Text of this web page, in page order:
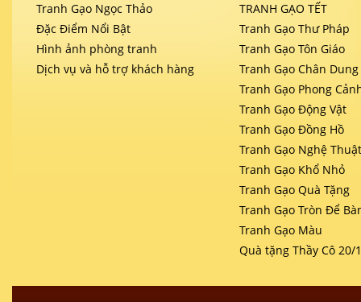
Tranh Gạo Ngọc Thảo
Đặc Điểm Nổi Bật
Hình ảnh phòng tranh
Dịch vụ và hỗ trợ khách hàng
TRANH GẠO TẾT
Tranh Gạo Thư Pháp
Tranh Gạo Tôn Giáo
Tranh Gạo Chân Dung
Tranh Gạo Phong
Tranh Gạo Động Vật
Tranh Gạo Đồng Hồ
Tranh Gạo Nghệ
Tranh Gạo Khổ Nhỏ
Tranh Gạo Quà Tặng
Tranh Gạo Tròn Để
Tranh Gạo Màu
Quà tặng Thầy Cô 20/